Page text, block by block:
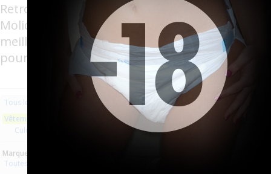
Retrouverez sur cette page les meilleures
Molicare, Comficare, Confiance, Depend,
meilleurs produits aussi bien pour les
pour l'incontinence.
Tous les produits
Vêtements en plastique
Culottes plastique
Marques :
Toutes les marques
Les plus récents Trier par nom
Aucun produit trouvé.